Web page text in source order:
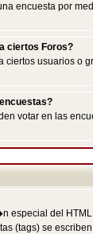
encuesta por
ciertos Foros?
usuarios o
votar en las
especial del
(tags) se